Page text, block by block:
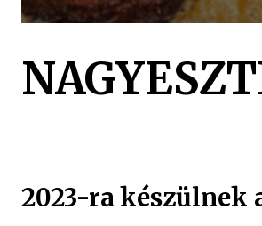
2023-ra készülnek